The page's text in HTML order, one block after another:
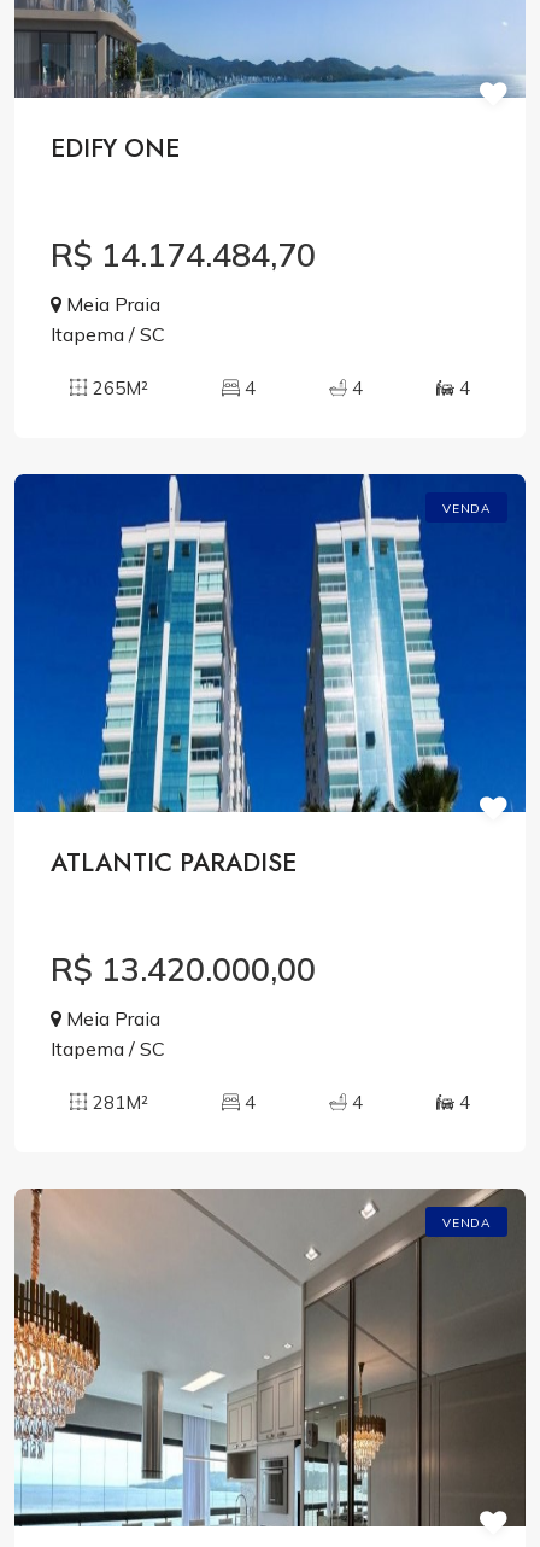
EDIFY ONE
R$ 14.174.484,70
Meia Praia
Itapema / SC
265M² 4 4 4
VENDA
ATLANTIC PARADISE
R$ 13.420.000,00
Meia Praia
Itapema / SC
281M² 4 4 4
VENDA